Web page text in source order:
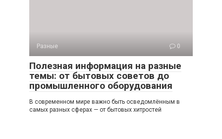
Разные 0
Полезная информация на разные
темы: от бытовых советов до
промышленного оборудования
В современном мире важно быть осведомлённым в
самых разных сферах — от бытовых хитростей